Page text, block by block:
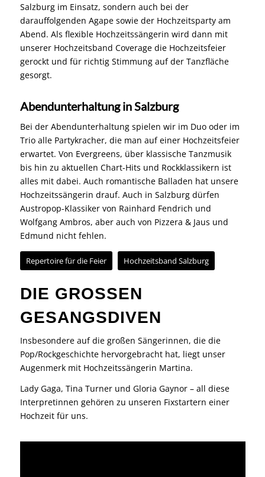
Salzburg im Einsatz, sondern auch bei der
darauffolgenden Agape sowie der Hochzeitsparty am
Abend. Als flexible Hochzeitssängerin wird dann mit
unserer Hochzeitsband Coverage die Hochzeitsfeier
gerockt und für richtig Stimmung auf der Tanzfläche
gesorgt.
Abendunterhaltung in Salzburg
Bei der Abendunterhaltung spielen wir im Duo oder im
Trio alle Partykracher, die man auf einer Hochzeitsfeier
erwartet. Von Evergreens, über klassische Tanzmusik
bis hin zu aktuellen Chart-Hits und Rockklassikern ist
alles mit dabei. Auch romantische Balladen hat unsere
Hochzeitssängerin drauf. Auch in Salzburg dürfen
Austropop-Klassiker von Rainhard Fendrich und
Wolfgang Ambros, aber auch von Pizzera & Jaus und
Edmund nicht fehlen.
Repertoire für die Feier Hochzeitsband Salzburg
DIE GROSSEN
GESANGSDIVEN
Insbesondere auf die großen Sängerinnen, die die
Pop/Rockgeschichte hervorgebracht hat, liegt unser
Augenmerk mit Hochzeitssängerin Martina.
Lady Gaga, Tina Turner und Gloria Gaynor – all diese
Interpretinnen gehören zu unseren Fixstartern einer
Hochzeit für uns.